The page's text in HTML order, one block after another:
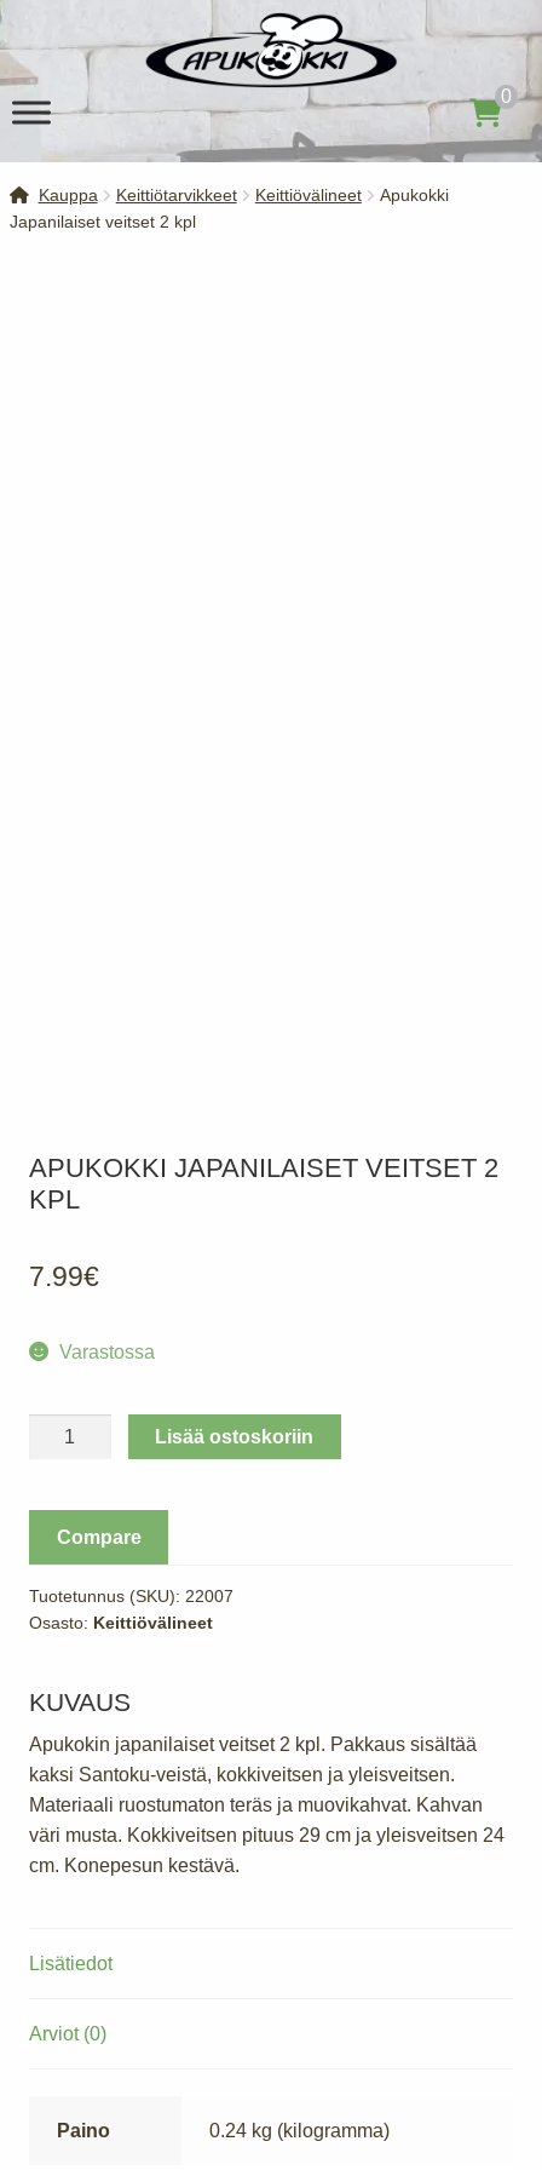
navigointiin
sisältöön
0
Kauppa Keittiötarvikkeet Keittiövälineet
Apukokki
Japanilaiset veitset 2 kpl
APUKOKKI JAPANILAISET VEITSET 2
KPL
7.99€
Varastossa
Apukokki
Japanilaiset
Lisää ostoskoriin
Compare
Tuotetunnus (SKU): 22007
Osasto: Keittiövälineet
KUVAUS
Apukokin japanilaiset veitset 2 kpl. Pakkaus sisältää
kaksi Santoku-veistä, kokkiveitsen ja yleisveitsen.
Materiaali ruostumaton teräs ja muovikahvat. Kahvan
väri musta. Kokkiveitsen pituus 29 cm ja yleisveitsen 24
cm. Konepesun kestävä.
Lisätiedot
Arviot (0)
Paino 0.24 kg (kilogramma)